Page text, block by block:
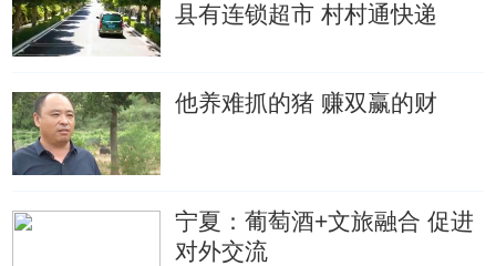
县有连锁超市 村村通快递
他养难抓的猪 赚双赢的财
宁夏：葡萄酒+文旅融合 促进
对外交流